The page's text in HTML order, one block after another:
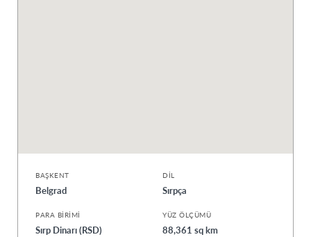
BAŞKENT
Belgrad
DIL
Sırpça
PARA BIRIMI
Sırp Dinarı (RSD)
YÜZ ÖLÇÜMÜ
88,361 sq km